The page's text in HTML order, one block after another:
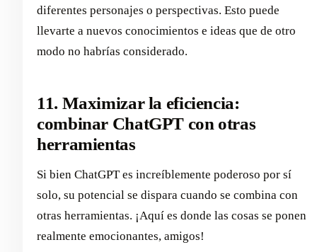
diferentes personajes o perspectivas. Esto puede
llevarte a nuevos conocimientos e ideas que de otro
modo no habrías considerado.
11. Maximizar la eficiencia:
combinar ChatGPT con otras
herramientas
Si bien ChatGPT es increíblemente poderoso por sí
solo, su potencial se dispara cuando se combina con
otras herramientas. ¡Aquí es donde las cosas se ponen
realmente emocionantes, amigos!